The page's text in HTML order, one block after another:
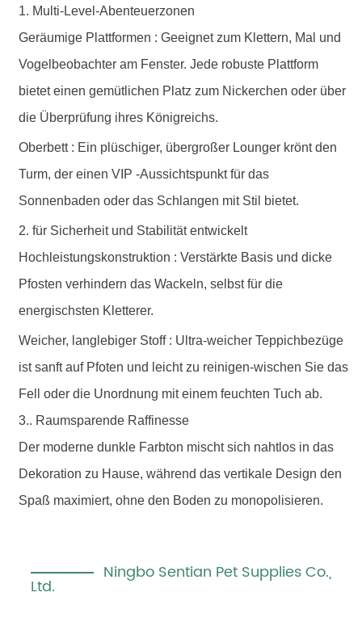
1. Multi-Level-Abenteuerzonen
Geräumige Plattformen : Geeignet zum Klettern, Mal und
Vogelbeobachter am Fenster. Jede robuste Plattform
bietet einen gemütlichen Platz zum Nickerchen oder über
die Überprüfung ihres Königreichs.
Oberbett : Ein plüschiger, übergroßer Lounger krönt den
Turm, der einen VIP -Aussichtspunkt für das
Sonnenbaden oder das Schlangen mit Stil bietet.
2. für Sicherheit und Stabilität entwickelt
Hochleistungskonstruktion : Verstärkte Basis und dicke
Pfosten verhindern das Wackeln, selbst für die
energischsten Kletterer.
Weicher, langlebiger Stoff : Ultra-weicher Teppichbezüge
ist sanft auf Pfoten und leicht zu reinigen-wischen Sie das
Fell oder die Unordnung mit einem feuchten Tuch ab.
3.. Raumsparende Raffinesse
Der moderne dunkle Farbton mischt sich nahtlos in das
Dekoration zu Hause, während das vertikale Design den
Spaß maximiert, ohne den Boden zu monopolisieren.
Ningbo Sentian Pet Supplies Co.,
Ltd.